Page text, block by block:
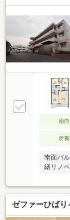
南向
所
南面バ
繕リノ
則有）
ティも
ゼファーひばり